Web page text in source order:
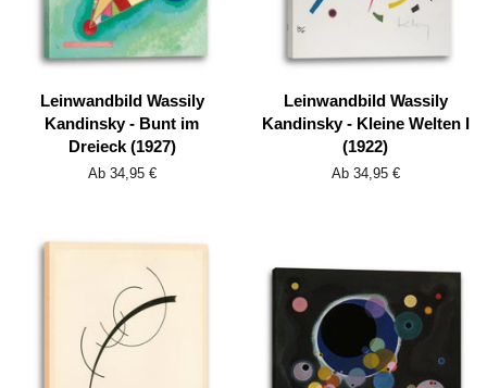
Leinwandbild Wassily
Kandinsky - Bunt im
Dreieck (1927)
Ab 34,95 €
Leinwandbild Wassily
Kandinsky - Kleine Welten I
(1922)
Ab 34,95 €